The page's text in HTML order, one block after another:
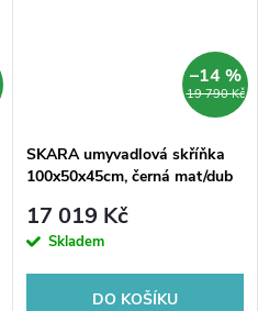
19 790 Kč
–14 %
SKARA umyvadlová skříňka
100x50x45cm, černá mat/dub
17 019 Kč
Skladem
DO KOŠÍKU